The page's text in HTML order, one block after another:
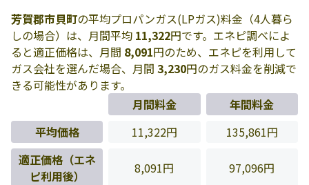
芳賀郡市貝町の平均プロパンガス(LPガス)料金（4人暮ら
しの場合）は、月間平均 11,322円です。エネピ調べによ
ると適正価格は、月間 8,091円のため、エネピを利用して
ガス会社を選んだ場合、月間 3,230円のガス料金を削減で
きる可能性があります。
月間料金
年間料金
平均価格
11,322円
135,861円
適正価格（エネ
ピ利用後）
8,091円 97,096円